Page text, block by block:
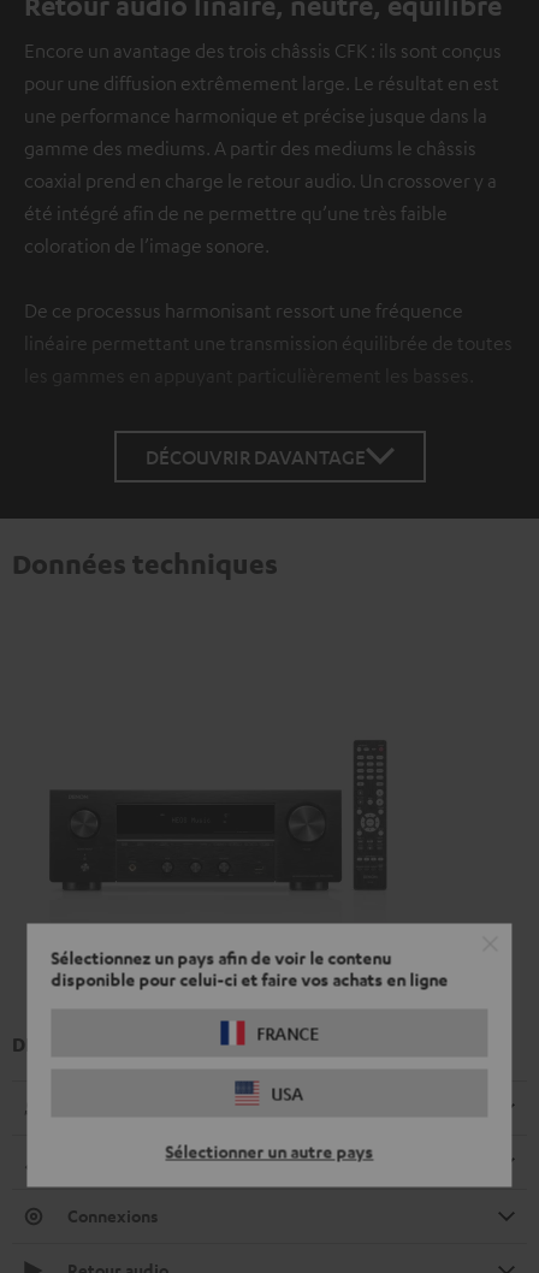
Sélectionnez un pays afin de voir le contenu
disponible pour celui-ci et faire vos achats en ligne
FRANCE
USA
Sélectionner un autre pays
Encore un avantage des trois châssis CFK : ils sont conçus
pour une diffusion extrêmement large. Le résultat en est
une performance harmonique et précise jusque dans la
gamme des mediums. A partir des mediums le châssis
coaxial prend en charge le retour audio. Un crossover y a
été intégré afin de ne permettre qu’une très faible
coloration de l’image sonore.
De ce processus harmonisant ressort une fréquence
linéaire permettant une transmission équilibrée de toutes
DÉCOUVRIR DAVANTAGE
Données techniques
DENON DRA-900H
Connexions